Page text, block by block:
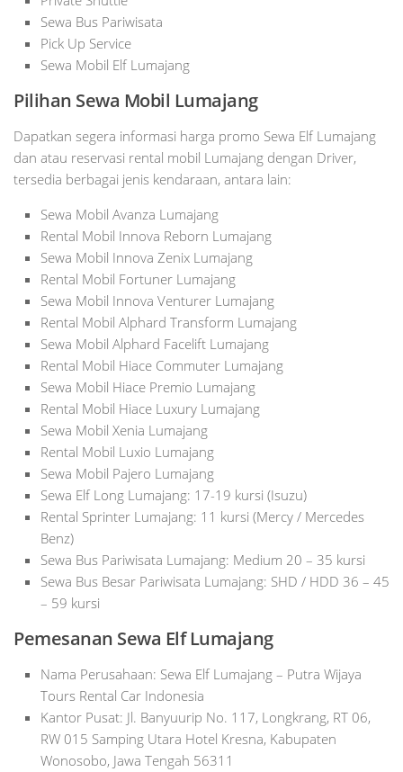
Sewa Bus Pariwisata
Pick Up Service
Sewa Mobil Elf Lumajang
Pilihan Sewa Mobil Lumajang
Dapatkan segera informasi harga promo Sewa Elf Lumajang
dan atau reservasi rental mobil Lumajang dengan Driver,
tersedia berbagai jenis kendaraan, antara lain:
Sewa Mobil Avanza Lumajang
Rental Mobil Innova Reborn Lumajang
Sewa Mobil Innova Zenix Lumajang
Rental Mobil Fortuner Lumajang
Sewa Mobil Innova Venturer Lumajang
Rental Mobil Alphard Transform Lumajang
Sewa Mobil Alphard Facelift Lumajang
Rental Mobil Hiace Commuter Lumajang
Sewa Mobil Hiace Premio Lumajang
Rental Mobil Hiace Luxury Lumajang
Sewa Mobil Xenia Lumajang
Rental Mobil Luxio Lumajang
Sewa Mobil Pajero Lumajang
Sewa Elf Long Lumajang: 17-19 kursi (Isuzu)
Rental Sprinter Lumajang: 11 kursi (Mercy / Mercedes
Benz)
Sewa Bus Pariwisata Lumajang: Medium 20 – 35 kursi
Sewa Bus Besar Pariwisata Lumajang: SHD / HDD 36 – 45
– 59 kursi
Pemesanan Sewa Elf Lumajang
Nama Perusahaan: Sewa Elf Lumajang – Putra Wijaya
Tours Rental Car Indonesia
Kantor Pusat: Jl. Banyuurip No. 117, Longkrang, RT 06,
RW 015 Samping Utara Hotel Kresna, Kabupaten
Wonosobo, Jawa Tengah 56311